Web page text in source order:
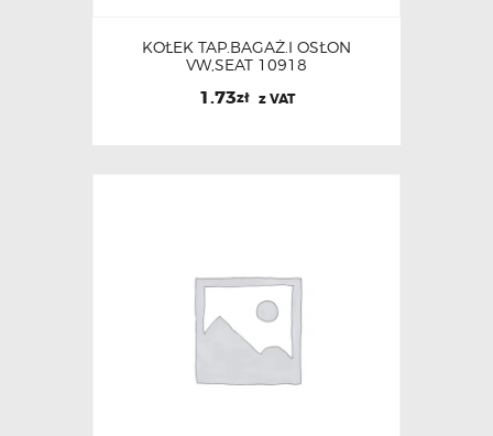
KOŁEK TAP.BAGAŻ.I OSŁON
VW,SEAT 10918
1.73zł z VAT